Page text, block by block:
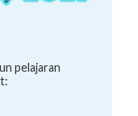
pelajaran